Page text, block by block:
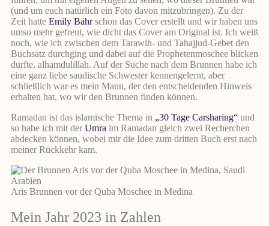
(und um euch natürlich ein Foto davon mitzubringen). Zu der
Zeit hatte Emily Bährschon das Cover erstellt und wir haben uns
umso mehr gefreut, wie dicht das Cover am Original ist. Ich weiß
noch, wie ich zwischen dem Tarawih- und Tahajjud-Gebet den
Buchsatz durchging und dabei auf die Prophetenmoschee blicken
durfte, alhamdulillah. Auf der Suche nach dem Brunnen habe ich
eine ganz liebe saudische Schwester kennengelernt, aber
schließlich war es mein Mann, der den entscheidenden Hinweis
erhalten hat, wo wir den Brunnen finden können.
Ramadan ist das islamische Thema in „30 Tage Carsharing“ und
so habe ich mit derUmra im Ramadan gleich zwei Recherchen
abdecken können, wobei mir die Idee zum dritten Buch erst nach
meiner Rückkehr kam.
Aris Brunnen vor der Quba Moschee in Medina
Mein Jahr 2023 in Zahlen